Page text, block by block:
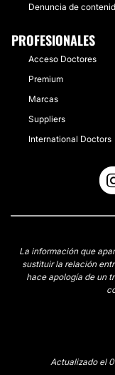
Denuncia de
PROFESIONALES
Acceso Doctores
Premium
Marcas
Suppliers
International Doctors
La información que
sustituir la relación
hace apología de un
Actualizado el